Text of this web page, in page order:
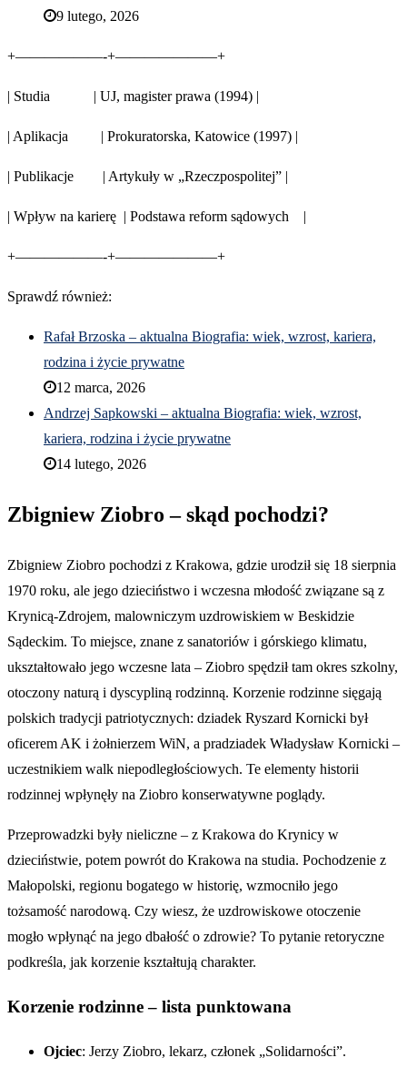
9 lutego, 2026
+——————-+———————+
| Studia | UJ, magister prawa (1994) |
| Aplikacja | Prokuratorska, Katowice (1997) |
| Publikacje | Artykuły w „Rzeczpospolitej” |
| Wpływ na karierę | Podstawa reform sądowych |
+——————-+———————+
Sprawdź również:
Rafał Brzoska – aktualna Biografia: wiek, wzrost, kariera,
rodzina i życie prywatne
12 marca, 2026
Andrzej Sapkowski – aktualna Biografia: wiek, wzrost,
kariera, rodzina i życie prywatne
14 lutego, 2026
Zbigniew Ziobro – skąd pochodzi?
Zbigniew Ziobro pochodzi z Krakowa, gdzie urodził się 18 sierpnia
1970 roku, ale jego dzieciństwo i wczesna młodość związane są z
Krynicą-Zdrojem, malowniczym uzdrowiskiem w Beskidzie
Sądeckim. To miejsce, znane z sanatoriów i górskiego klimatu,
ukształtowało jego wczesne lata – Ziobro spędził tam okres szkolny,
otoczony naturą i dyscypliną rodzinną. Korzenie rodzinne sięgają
polskich tradycji patriotycznych: dziadek Ryszard Kornicki był
oficerem AK i żołnierzem WiN, a pradziadek Władysław Kornicki –
uczestnikiem walk niepodległościowych. Te elementy historii
rodzinnej wpłynęły na Ziobro konserwatywne poglądy.
Przeprowadzki były nieliczne – z Krakowa do Krynicy w
dzieciństwie, potem powrót do Krakowa na studia. Pochodzenie z
Małopolski, regionu bogatego w historię, wzmocniło jego
tożsamość narodową. Czy wiesz, że uzdrowiskowe otoczenie
mogło wpłynąć na jego dbałość o zdrowie? To pytanie retoryczne
podkreśla, jak korzenie kształtują charakter.
Korzenie rodzinne – lista punktowana
Ojciec: Jerzy Ziobro, lekarz, członek „Solidarności”.